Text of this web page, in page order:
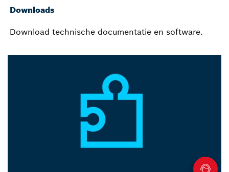
Downloads
Download technische documentatie en software.